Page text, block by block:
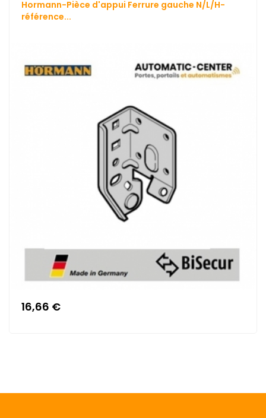
Hormann-Pièce d'appui Ferrure gauche N/L/H-
référence...
16,66 €